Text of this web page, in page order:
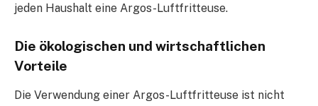
jeden Haushalt eine Argos-Luftfritteuse.
Die ökologischen und wirtschaftlichen
Vorteile
Die Verwendung einer Argos-Luftfritteuse ist nicht